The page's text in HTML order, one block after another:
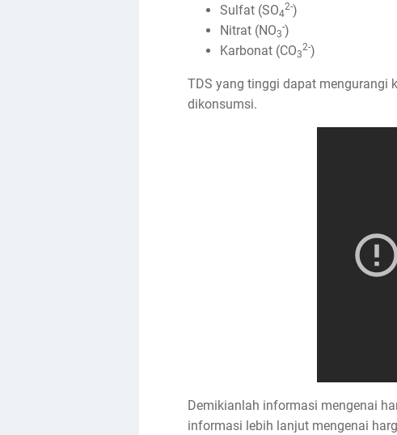
Sulfat (SO4
2-)
Nitrat (NO3
-)
Karbonat (CO3
2-)
TDS yang tinggi dapat mengurangi
dikonsumsi.
Demikianlah informasi mengenai
informasi lebih lanjut mengenai